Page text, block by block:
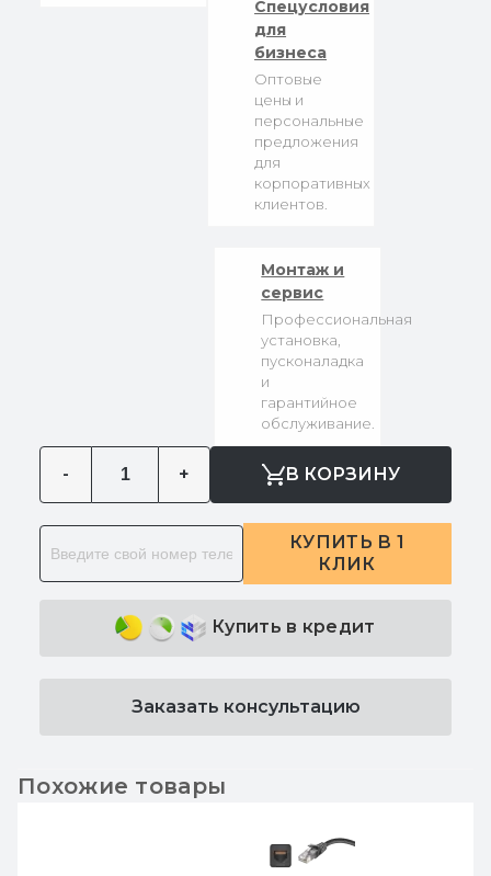
Спецусловия
для
бизнеса
Оптовые
цены и
персональные
предложения
для
корпоративных
клиентов.
Монтаж и
сервис
Профессиональная
установка,
пусконаладка
и
гарантийное
обслуживание.
- + В КОРЗИНУ
КУПИТЬ В 1
КЛИК
Купить в кредит
Заказать консультацию
Похожие товары